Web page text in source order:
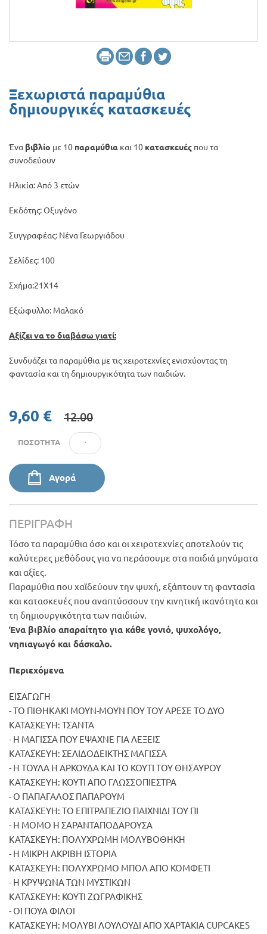
Ξεχωριστά παραμύθια
δημιουργικές κατασκευές
Ένα βιβλίο με 10 παραμύθια και 10 κατασκευές που τα
συνοδεύουν
Ηλικία: Από 3 ετών
Εκδότης: Οξυγόνο
Συγγραφέας: Νένα Γεωργιάδου
Σελίδες: 100
Σχήμα:21Χ14
Εξώφυλλο: Μαλακό
Αξίζει να το διαβάσω γιατί:
Συνδυάζει τα παραμύθια με τις χειροτεχνίες ενισχύοντας τη
φαντασία και τη δημιουργικότητα των παιδιών.
9,60 € 12.00
ΠΟΣΌΤΗΤΑ
Αγορά
ΠΕΡΙΓΡΑΦΉ
Τόσο τα παραμύθια όσο και οι χειροτεχνίες αποτελούν τις
καλύτερες μεθόδους για να περάσουμε στα παιδιά μηνύματα
και αξίες.
Παραμύθια που χαϊδεύουν την ψυχή, εξάπτουν τη φαντασία
και κατασκευές που αναπτύσσουν την κινητική ικανότητα και
τη δημιουργικότητα των παιδιών.
Ένα βιβλίο απαραίτητο για κάθε γονιό, ψυχολόγο,
νηπιαγωγό και δάσκαλο.
Περιεχόμενα
ΕΙΣΑΓΩΓΗ
- ΤΟ ΠΙΘΗΚΑΚΙ ΜΟΥΝ-ΜΟΥΝ ΠΟΥ ΤΟΥ ΑΡΕΣΕ ΤΟ ΔΥΟ
ΚΑΤΑΣΚΕΥΗ: ΤΣΑΝΤΑ
- Η ΜΑΓΙΣΣΑ ΠΟΥ ΕΨΑΧΝΕ ΓΙΑ ΛΕΞΕΙΣ
ΚΑΤΑΣΚΕΥΗ: ΣΕΛΙΔΟΔΕΙΚΤΗΣ ΜΑΓΙΣΣΑ
- Η ΤΟΥΛΑ Η ΑΡΚΟΥΔΑ ΚΑΙ ΤΟ ΚΟΥΤΙ ΤΟΥ ΘΗΣΑΥΡΟΥ
ΚΑΤΑΣΚΕΥΗ: ΚΟΥΤΙ ΑΠΟ ΓΛΩΣΣΟΠΙΕΣΤΡΑ
- Ο ΠΑΠΑΓΑΛΟΣ ΠΑΠΑΡΟΥΜ
ΚΑΤΑΣΚΕΥΗ: ΤΟ ΕΠΙΤΡΑΠΕΖΙΟ ΠΑΙΧΝΙΔΙ ΤΟΥ ΠΙ
- Η ΜΟΜΟ Η ΣΑΡΑΝΤΑΠΟΔΑΡΟΥΣΑ
ΚΑΤΑΣΚΕΥΗ: ΠΟΛΥΧΡΩΜΗ ΜΟΛΥΒΟΘΗΚΗ
- Η ΜΙΚΡΗ ΑΚΡΙΒΗ ΙΣΤΟΡΙΑ
ΚΑΤΑΣΚΕΥΗ: ΠΟΛΥΧΡΩΜΟ ΜΠΟΛ ΑΠΟ ΚΟΜΦΕΤΙ
- Η ΚΡΥΨΩΝΑ ΤΩΝ ΜΥΣΤΙΚΩΝ
ΚΑΤΑΣΚΕΥΗ: ΚΟΥΤΙ ΖΩΓΡΑΦΙΚΗΣ
- ΟΙ ΠΟΥΑ ΦΙΛΟΙ
ΚΑΤΑΣΚΕΥΗ: ΜΟΛΥΒΙ ΛΟΥΛΟΥΔΙ ΑΠΟ ΧΑΡΤΑΚΙΑ CUPCAKES